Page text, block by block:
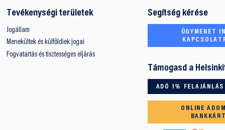
Tevékenységi területek
Jogállam
Menekültek és külföldiek jogai
Fogvatartás és tisztességes eljárás
Segítség kérése
ÜGYMENET
Támogasd a
ADÓ 1% FELAJÁNLÁS
ONLINE